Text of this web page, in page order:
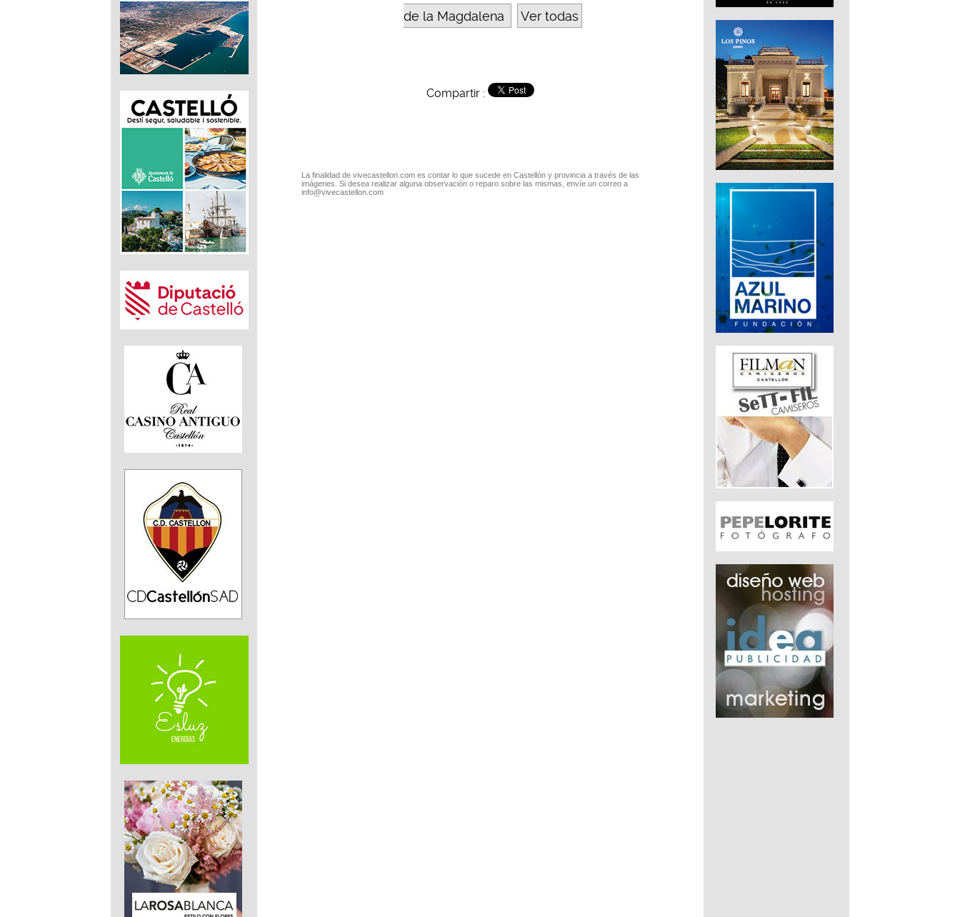
de la Magdalena Ver todas
Compartir :
La finalidad de vivecastellon.com es contar lo que sucede en Castellón y provincia a través de las
imágenes. Si desea realizar alguna observación o reparo sobre las mismas, envíe un correo a
info@vivecastellon.com